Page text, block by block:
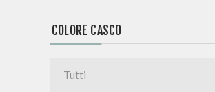
COLORE CASCO